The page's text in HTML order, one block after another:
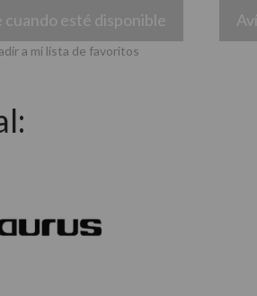
cuando esté disponible
a mi lista de favoritos